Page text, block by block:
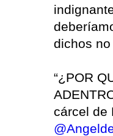
dichos
“¿POR
cárcel de